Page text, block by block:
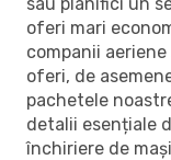
oferi mari
companii
oferi, de
pachetele
detalii esențiale
închiriere de